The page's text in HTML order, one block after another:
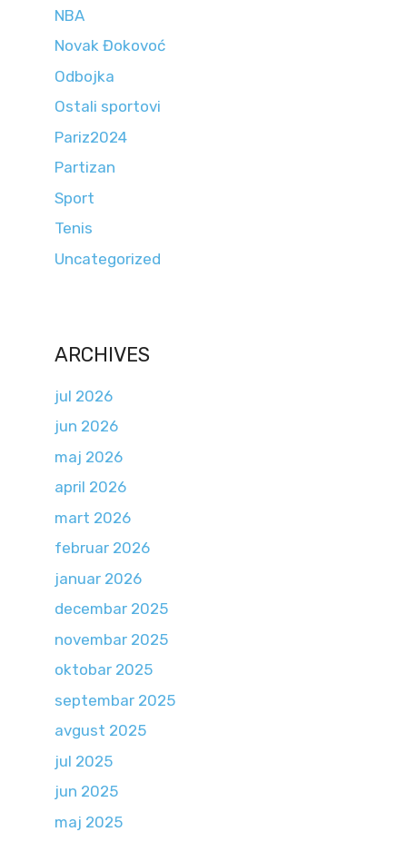
NBA
Novak Đokovoć
Odbojka
Ostali sportovi
Pariz2024
Partizan
Sport
Tenis
Uncategorized
ARCHIVES
jul 2026
jun 2026
maj 2026
april 2026
mart 2026
februar 2026
januar 2026
decembar 2025
novembar 2025
oktobar 2025
septembar 2025
avgust 2025
jul 2025
jun 2025
maj 2025